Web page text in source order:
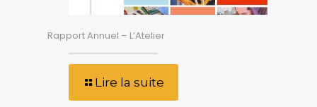
Rapport Annuel – L’Atelier
Lire la suite